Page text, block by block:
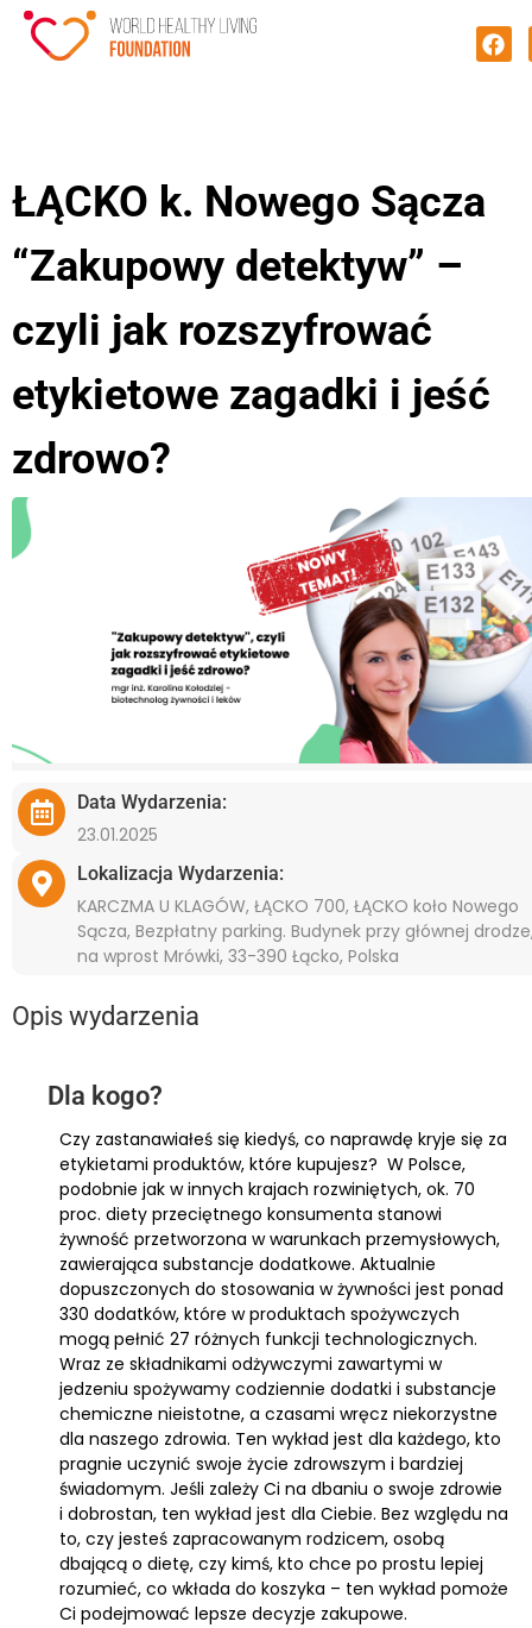
ŁĄCKO k. Nowego Sącza
“Zakupowy detektyw” –
czyli jak rozszyfrować
etykietowe zagadki i jeść
zdrowo?
Data Wydarzenia:
23.01.2025
Lokalizacja Wydarzenia:
KARCZMA U KLAGÓW, ŁĄCKO 700, ŁĄCKO koło Nowego
Sącza, Bezpłatny parking. Budynek przy głównej
na wprost Mrówki, 33-390 Łącko, Polska
Opis wydarzenia
Dla kogo?
Czy zastanawiałeś się kiedyś, co naprawdę kryje się za
etykietami produktów, które kupujesz? W Polsce,
podobnie jak w innych krajach rozwiniętych, ok. 70
proc. diety przeciętnego konsumenta stanowi
żywność przetworzona w warunkach przemysłowych,
zawierająca substancje dodatkowe. Aktualnie
dopuszczonych do stosowania w żywności jest ponad
330 dodatków, które w produktach spożywczych
mogą pełnić 27 różnych funkcji technologicznych.
Wraz ze składnikami odżywczymi zawartymi w
jedzeniu spożywamy codziennie dodatki i substancje
chemiczne nieistotne, a czasami wręcz niekorzystne
dla naszego zdrowia. Ten wykład jest dla każdego, kto
pragnie uczynić swoje życie zdrowszym i bardziej
świadomym. Jeśli zależy Ci na dbaniu o swoje zdrowie
i dobrostan, ten wykład jest dla Ciebie. Bez względu na
to, czy jesteś zapracowanym rodzicem, osobą
dbającą o dietę, czy kimś, kto chce po prostu lepiej
rozumieć, co wkłada do koszyka – ten wykład pomoże
Ci podejmować lepsze decyzje zakupowe.